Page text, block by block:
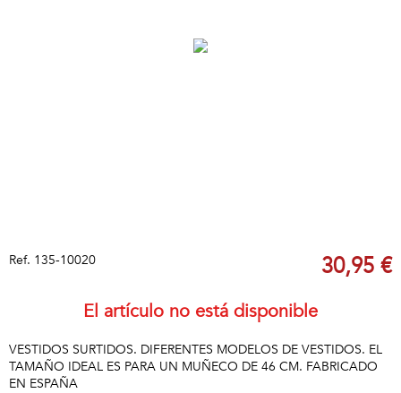
Ref. 135-10020 30,95 €
El artículo no está disponible
VESTIDOS SURTIDOS. DIFERENTES MODELOS DE VESTIDOS. EL
TAMAÑO IDEAL ES PARA UN MUÑECO DE 46 CM. FABRICADO
EN ESPAÑA